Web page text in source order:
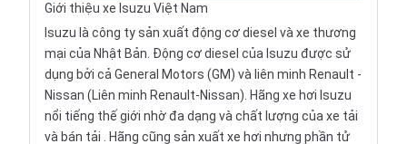
Giới thiệu xe Isuzu Việt Nam
Isuzu là công ty sản xuất động cơ diesel và xe thương
mại của Nhật Bản. Động cơ diesel của Isuzu được sử
dụng bởi cả General Motors (GM) và liên minh Renault -
Nissan (Liên minh Renault-Nissan). Hãng xe hơi Isuzu
nổi tiếng thế giới nhờ đa dạng và chất lượng củaxe tải
và bán tải . Hãng cũng sản xuất xe hơi nhưng phần tử